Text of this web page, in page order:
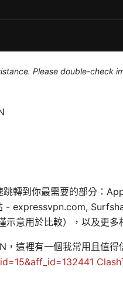
Please double-check
跳轉到你最需要的部分：
- expressvpn.com,
意用於比較），以及更多
這裡有一個我常用且值